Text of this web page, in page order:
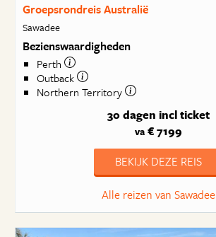
Groepsrondreis Australië
Sawadee
Bezienswaardigheden
Perth
Outback
Northern Territory
30 dagen incl ticket
va€ 7199
BEKIJK DEZE REIS
Alle reizen van Sawadee